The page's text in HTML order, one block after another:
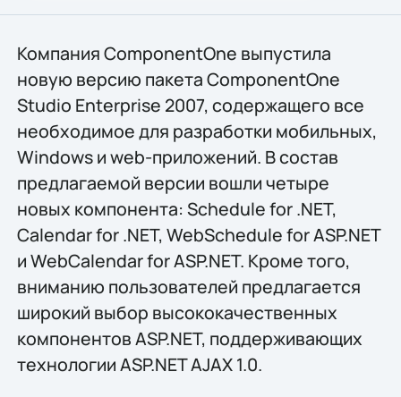
Компания ComponentOne выпустила
новую версию пакета ComponentOne
Studio Enterprise 2007, содержащего все
необходимое для разработки мобильных,
Windows и web-приложений. В состав
предлагаемой версии вошли четыре
новых компонента: Schedule for .NET,
Calendar for .NET, WebSchedule for ASP.NET
и WebCalendar for ASP.NET. Кроме того,
вниманию пользователей предлагается
широкий выбор высококачественных
компонентов ASP.NET, поддерживающих
технологии ASP.NET AJAX 1.0.